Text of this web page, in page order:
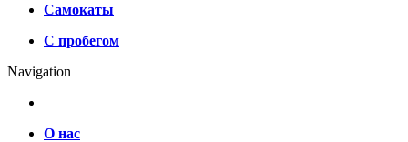
Самокаты
С пробегом
Navigation
О нас